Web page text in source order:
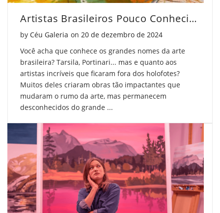
Artistas Brasileiros Pouco Conhecidos Que Você Deve Conhecer
by Céu Galeria on Posted on
20 de dezembro de 2024
Você acha que conhece os grandes nomes da arte
brasileira? Tarsila, Portinari... mas e quanto aos
artistas incríveis que ficaram fora dos holofotes?
Muitos deles criaram obras tão impactantes que
mudaram o rumo da arte, mas permanecem
desconhecidos do grande ...